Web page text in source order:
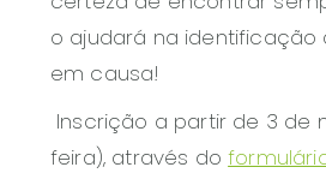
o ajudará na identificação
em causa!
Inscrição a partir de 3 de
feira), através do